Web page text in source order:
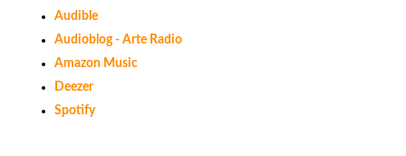
Audible
Audioblog - Arte Radio
Amazon Music
Deezer
Spotify